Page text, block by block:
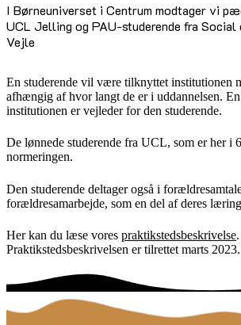
I Børneuniverset i Centrum modtager vi
UCL Jelling og PAU-studerende fra Social
Vejle
En studerende vil være tilknyttet institutionen
afhængig af hvor langt de er i uddannelsen.
institutionen er vejleder for den studerende.
De lønnede studerende fra UCL, som er her i
normeringen.
Den studerende deltager også i
forældresamarbejde, som en del af deres
Her kan du læse vores praktikstedsbeskrivelse.
Praktikstedsbeskrivelsen er tilrettet marts 2023.